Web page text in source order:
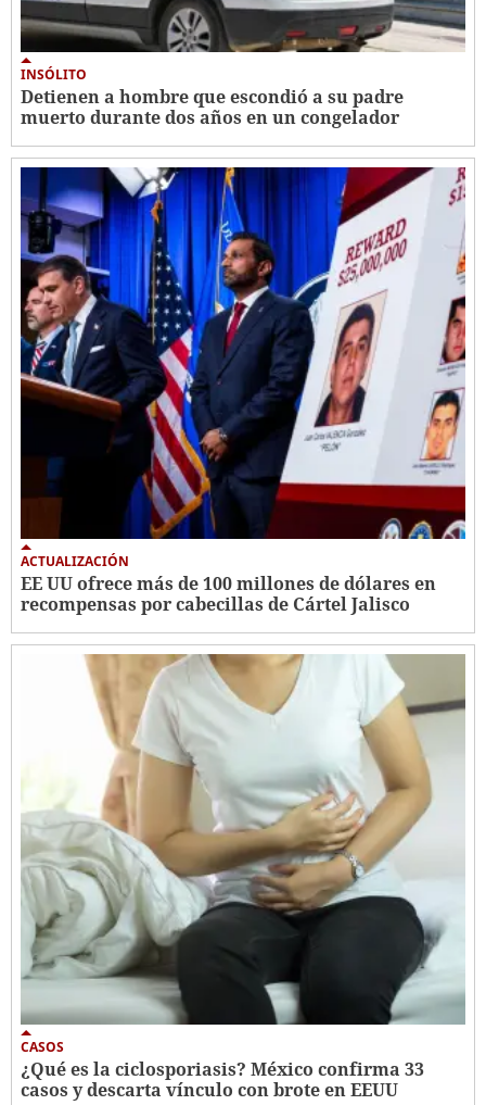
INSÓLITO
Detienen a hombre que escondió a su padre
muerto durante dos años en un congelador
ACTUALIZACIÓN
EE UU ofrece más de 100 millones de dólares en
recompensas por cabecillas de Cártel Jalisco
CASOS
¿Qué es la ciclosporiasis? México confirma 33
casos y descarta vínculo con brote en EEUU